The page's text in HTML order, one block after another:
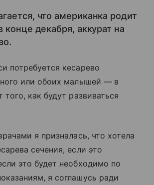
что американка родит
конце декабря, аккурат на
потребуется кесарево
или обоих малышей — в
того, как будут развиваться
я призналась, что хотела
сечения, если это
это будет необходимо по
я соглашусь ради